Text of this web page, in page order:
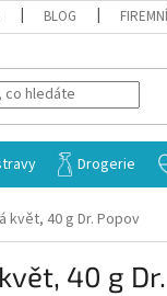
BLOG
Drogerie
květ, 40 g Dr. Popov
40 g